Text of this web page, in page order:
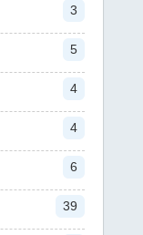
3
5
4
4
6
39